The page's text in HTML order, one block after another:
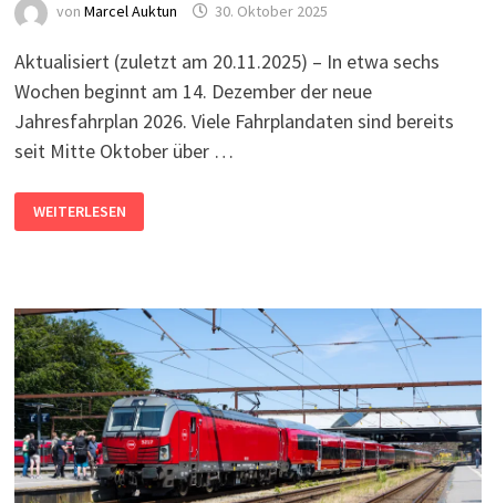
von Marcel Auktun 30. Oktober 2025
Aktualisiert (zuletzt am 20.11.2025) – In etwa sechs
Wochen beginnt am 14. Dezember der neue
Jahresfahrplan 2026. Viele Fahrplandaten sind bereits
seit Mitte Oktober über …
2025/26:
DAS
WEITERLESEN